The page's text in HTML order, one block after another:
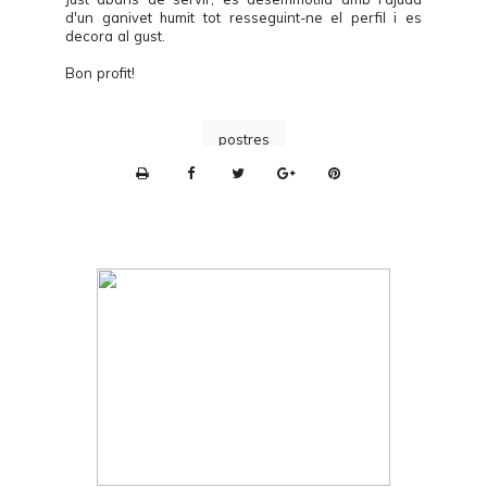
d'un ganivet humit tot resseguint-ne el perfil i es
decora al gust.
Bon profit!
postres
n